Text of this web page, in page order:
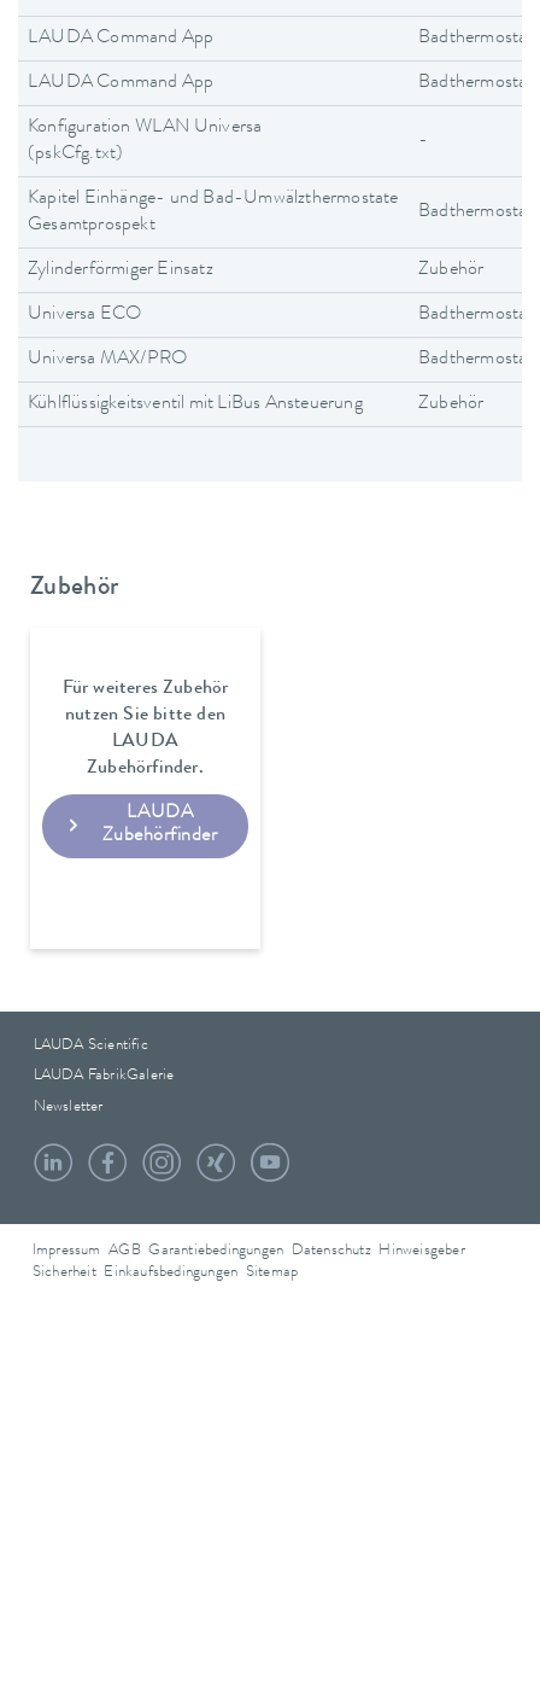
LAUDA Command App
LAUDA Command App
Konfiguration WLAN Universa
(pskCfg.txt)
-
Kapitel Einhänge- und Bad-Umwälzthermostate
Gesamtprospekt
Zylinderförmiger Einsatz Zubehör
Universa ECO
Universa MAX/PRO
Kühlflüssigkeitsventil mit LiBus Ansteuerung Zubehör
Zubehör
Für weiteres Zubehör
nutzen Sie bitte den
LAUDA
Zubehörfinder.
LAUDA
Zubehörfinder
LAUDA Scientific
LAUDA FabrikGalerie
Newsletter
Impressum AGB Garantiebedingungen Datenschutz Hinweisgeber
Sicherheit Einkaufsbedingungen Sitemap